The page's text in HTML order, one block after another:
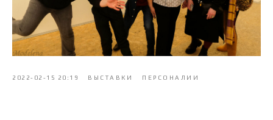
2022-02-15 20:19 ВЫСТАВКИ ПЕРСОНАЛИИ